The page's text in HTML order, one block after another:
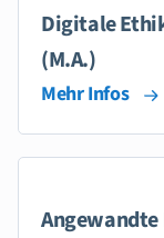
Digitale
(M.A.)
Mehr Infos